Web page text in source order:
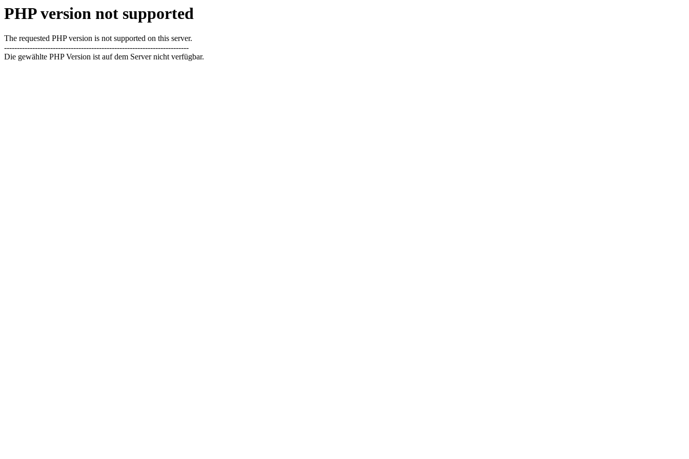
PHP version not supported
The requested PHP version is not supported on this server.
------------------------------------------------------------------------
Die gewählte PHP Version ist auf dem Server nicht verfügbar.